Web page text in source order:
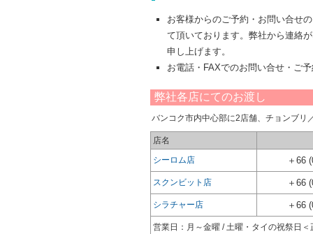
お客様からのご予約・お問い合せ
て頂いております。弊社から連絡
申し上げます。
お電話・FAXでのお問い合せ・ご
弊社各店にてのお渡し
バンコク市内中心部に2店舗、チョンブリ
店名
シーロム店
＋66
スクンビット店 ＋66
シラチャー店 ＋66
営業日：月～金曜 / 土曜・タイの祝祭日